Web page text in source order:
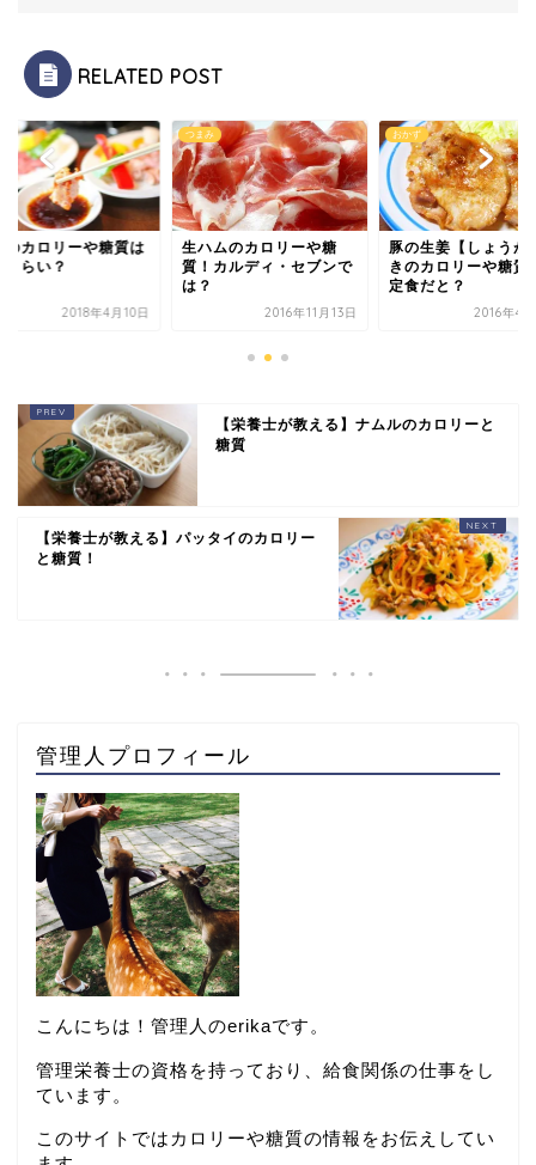
RELATED POST
ムのカロリーや糖
カルディ・セブンで
2016年11月13日
おかず
豚の生姜【しょうが】焼
きのカロリーや糖質量！
定食だと？
2016年4月24日
肉
ミノのカロリーや糖
どれくらい？
2018年4
【栄養士が教える】ナムルのカロリーと
糖質
【栄養士が教える】パッタイのカロリー
と糖質！
管理人プロフィール
こんにちは！管理人のerikaです。
管理栄養士の資格を持っており、給食関係の仕事をし
ています。
このサイトではカロリーや糖質の情報をお伝えしてい